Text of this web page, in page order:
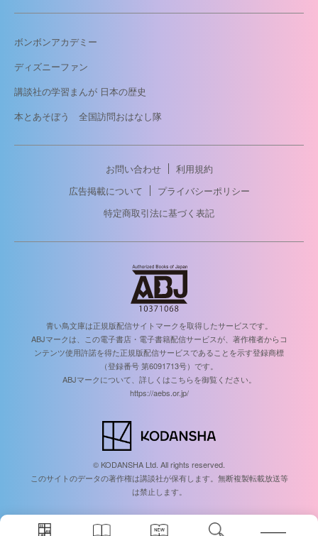
ボンボンアカデミー
ディズニーファン
講談社の学習まんが 日本の歴史
本とあそぼう 全国訪問おはなし隊
お問い合わせ
利用規約
広告掲載について
プライバシーポリシー
特定商取引法に基づく表記
青い鳥文庫は正規版配信サイトマークを取得したサービスです。
ABJマークは、この電子書店・電子書籍配信サービスが、著作権者からコ
ンテンツ使用許諾を得た正規版配信サービスであることを示す登録商標
（登録番号 第6091713号）です。
ABJマークについて、詳しくはこちらを御覧ください。
https://aebs.or.jp/
© KODANSHA Ltd. All rights reserved.
このサイトのデータの著作権は講談社が保有します。無断複製転載放送等
は禁止します。